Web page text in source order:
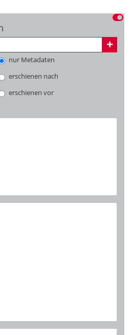
nur Metadaten
erschienen nach
erschienen vor